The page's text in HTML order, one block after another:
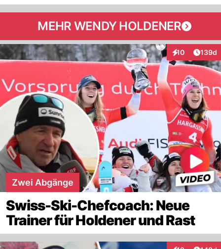
MEHR WENDY HOLDENER
10
Interaktionen
139d
Zwei Abgänge
Swiss-Ski-Chefcoach: Neue
Trainer für Holdener und Rast